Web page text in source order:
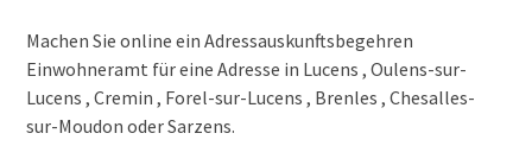
Machen Sie online ein Adressauskunftsbegehren
Einwohneramt für eine Adresse in Lucens , Oulens-sur-
Lucens , Cremin , Forel-sur-Lucens , Brenles , Chesalles-
sur-Moudon oder Sarzens.